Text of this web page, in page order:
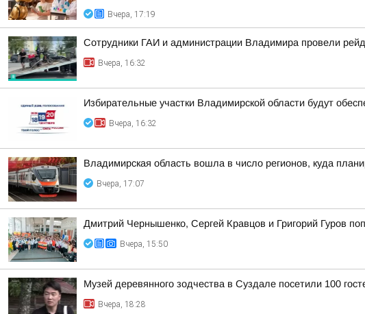
Вчера, 17:19
Сотрудники ГАИ и администрации Владимира провели
Вчера, 16:32
Избирательные участки Владимирской области будут
Вчера, 16:32
Владимирская область вошла в число регионов, куда
Вчера, 17:07
Дмитрий Чернышенко, Сергей Кравцов и Григорий Гуров
Вчера, 15:50
Музей деревянного зодчества в Суздале посетили 100
Вчера, 18:28